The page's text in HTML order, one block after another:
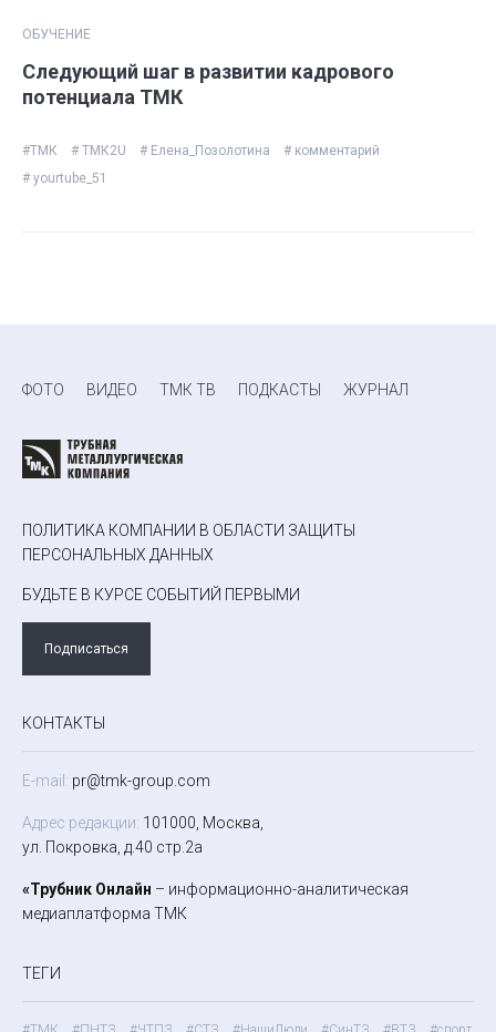
ОБУЧЕНИЕ
Следующий шаг в развитии кадрового
потенциала ТМК
#ТМК # ТМК2U # Елена_Позолотина
# комментарий
# yourtube_51
ФОТО ВИДЕО ТМК ТВ ПОДКАСТЫ ЖУРНАЛ
ПОЛИТИКА КОМПАНИИ В ОБЛАСТИ ЗАЩИТЫ
ПЕРСОНАЛЬНЫХ ДАННЫХ
БУДЬТЕ В КУРСЕ СОБЫТИЙ ПЕРВЫМИ
Подписаться
КОНТАКТЫ
E-mail: pr@tmk-group.com
Адрес редакции: 101000, Москва,
ул. Покровка, д.40 стр.2а
«Трубник Онлайн – информационно-аналитическая
медиаплатформа ТМК
ТЕГИ